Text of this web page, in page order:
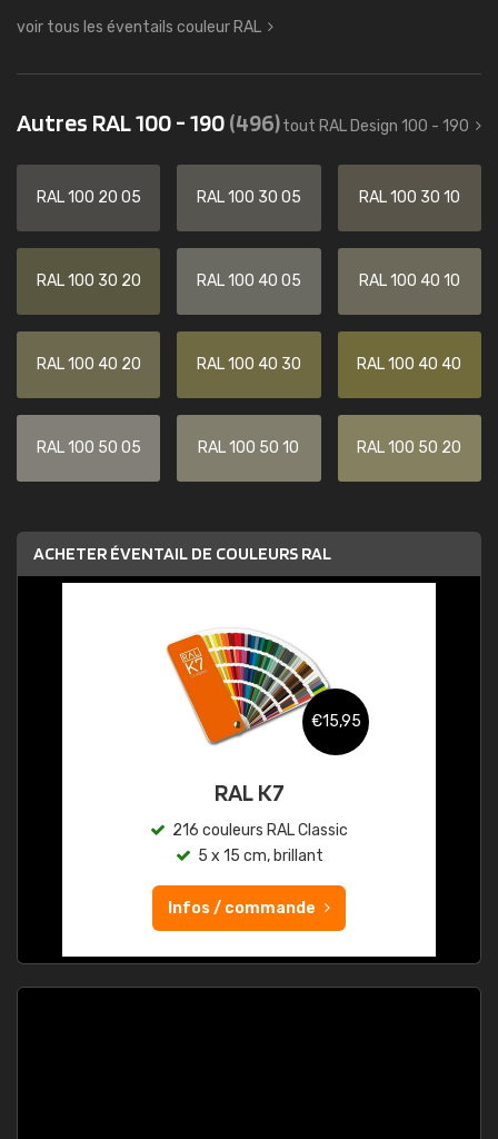
voir tous les éventails couleur RAL
Autres RAL 100 - 190(496)tout RAL Design 100 - 190
RAL 100 20 05 RAL 100 30 05 RAL 100 30 10
RAL 100 30 20 RAL 100 40 05 RAL 100 40 10
RAL 100 40 20 RAL 100 40 30 RAL 100 40 40
RAL 100 50 05 RAL 100 50 10 RAL 100 50 20
ACHETER ÉVENTAIL DE COULEURS RAL
€15,95
RAL K7
216 couleurs RAL Classic
5 x 15 cm, brillant
Infos / commande